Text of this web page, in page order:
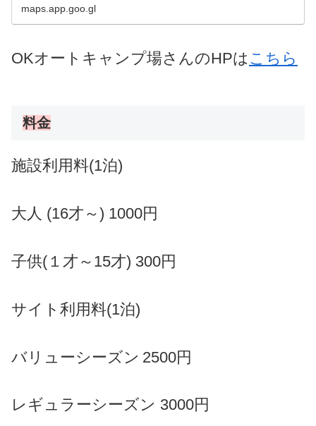
maps.app.goo.gl
OKオートキャンプ場さんのHPは こちら
料金
施設利用料(1泊)
大人 (16才～) 1000円
子供(１才～15才) 300円
サイト利用料(1泊)
バリューシーズン 2500円
レギュラーシーズン 3000円